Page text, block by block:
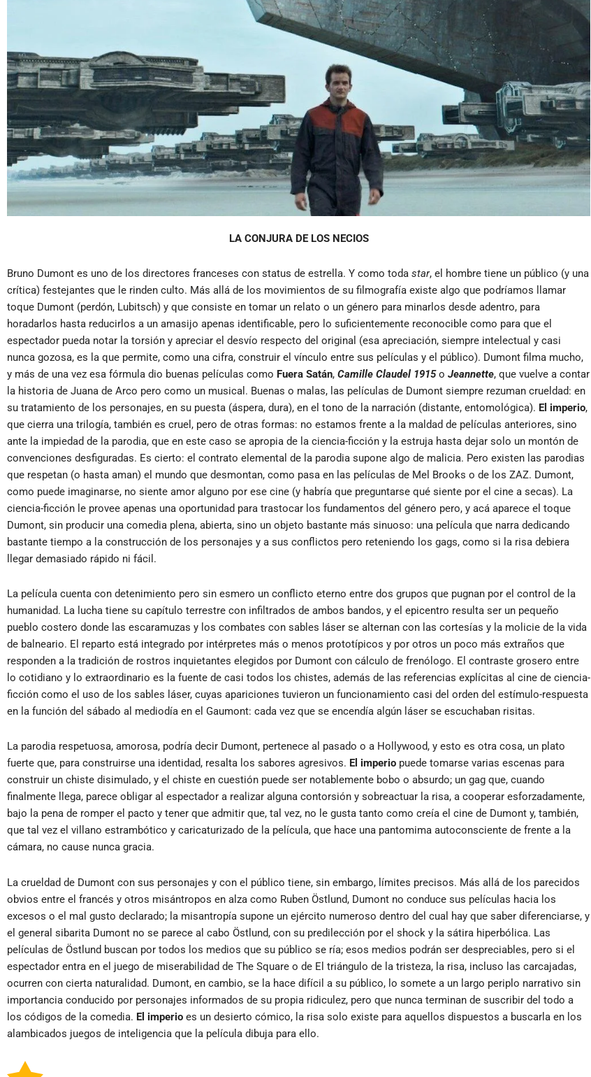
LA CONJURA DE LOS NECIOS
Bruno Dumont es uno de los directores franceses con status de estrella. Y como toda star, el hombre tiene un público (y una
crítica) festejantes que le rinden culto. Más allá de los movimientos de su filmografía existe algo que podríamos llamar
toque Dumont (perdón, Lubitsch) y que consiste en tomar un relato o un género para minarlos desde adentro, para
horadarlos hasta reducirlos a un amasijo apenas identificable, pero lo suficientemente reconocible como para que el
espectador pueda notar la torsión y apreciar el desvío respecto del original (esa apreciación, siempre intelectual y casi
nunca gozosa, es la que permite, como una cifra, construir el vínculo entre sus películas y el público). Dumont filma mucho,
y más de una vez esa fórmula dio buenas películas como Fuera Satán, Camille Claudel 1915o Jeannette, que vuelve a contar
la historia de Juana de Arco pero como un musical. Buenas o malas, las películas de Dumont siempre rezuman crueldad: en
su tratamiento de los personajes, en su puesta (áspera, dura), en el tono de la narración (distante, entomológica). El imperio,
que cierra una trilogía, también es cruel, pero de otras formas: no estamos frente a la maldad de películas anteriores, sino
ante la impiedad de la parodia, que en este caso se apropia de la ciencia-ficción y la estruja hasta dejar solo un montón de
convenciones desfiguradas. Es cierto: el contrato elemental de la parodia supone algo de malicia. Pero existen las parodias
que respetan (o hasta aman) el mundo que desmontan, como pasa en las películas de Mel Brooks o de los ZAZ. Dumont,
como puede imaginarse, no siente amor alguno por ese cine (y habría que preguntarse qué siente por el cine a secas). La
ciencia-ficción le provee apenas una oportunidad para trastocar los fundamentos del género pero, y acá aparece el toque
Dumont, sin producir una comedia plena, abierta, sino un objeto bastante más sinuoso: una película que narra dedicando
bastante tiempo a la construcción de los personajes y a sus conflictos pero reteniendo los gags, como si la risa debiera
llegar demasiado rápido ni fácil.
La película cuenta con detenimiento pero sin esmero un conflicto eterno entre dos grupos que pugnan por el control de la
humanidad. La lucha tiene su capítulo terrestre con infiltrados de ambos bandos, y el epicentro resulta ser un pequeño
pueblo costero donde las escaramuzas y los combates con sables láser se alternan con las cortesías y la molicie de la vida
de balneario. El reparto está integrado por intérpretes más o menos prototípicos y por otros un poco más extraños que
responden a la tradición de rostros inquietantes elegidos por Dumont con cálculo de frenólogo. El contraste grosero entre
lo cotidiano y lo extraordinario es la fuente de casi todos los chistes, además de las referencias explícitas al cine de ciencia-
ficción como el uso de los sables láser, cuyas apariciones tuvieron un funcionamiento casi del orden del estímulo-respuesta
en la función del sábado al mediodía en el Gaumont: cada vez que se encendía algún láser se escuchaban risitas.
La parodia respetuosa, amorosa, podría decir Dumont, pertenece al pasado o a Hollywood, y esto es otra cosa, un plato
fuerte que, para construirse una identidad, resalta los sabores agresivos. El imperio puede tomarse varias escenas para
construir un chiste disimulado, y el chiste en cuestión puede ser notablemente bobo o absurdo; un gag que, cuando
finalmente llega, parece obligar al espectador a realizar alguna contorsión y sobreactuar la risa, a cooperar esforzadamente,
bajo la pena de romper el pacto y tener que admitir que, tal vez, no le gusta tanto como creía el cine de Dumont y, también,
que tal vez el villano estrambótico y caricaturizado de la película, que hace una pantomima autoconsciente de frente a la
cámara, no cause nunca gracia.
La crueldad de Dumont con sus personajes y con el público tiene, sin embargo, límites precisos. Más allá de los parecidos
obvios entre el francés y otros misántropos en alza como Ruben Östlund, Dumont no conduce sus películas hacia los
excesos o el mal gusto declarado; la misantropía supone un ejército numeroso dentro del cual hay que saber diferenciarse, y
el general sibarita Dumont no se parece al cabo Östlund, con su predilección por el shock y la sátira hiperbólica. Las
películas de Östlund buscan por todos los medios que su público se ría; esos medios podrán ser despreciables, pero si el
espectador entra en el juego de miserabilidad de The Square o de El triángulo de la tristeza, la risa, incluso las carcajadas,
ocurren con cierta naturalidad. Dumont, en cambio, se la hace difícil a su público, lo somete a un largo periplo narrativo sin
importancia conducido por personajes informados de su propia ridiculez, pero que nunca terminan de suscribir del todo a
los códigos de la comedia. El imperio es un desierto cómico, la risa solo existe para aquellos dispuestos a buscarla en los
alambicados juegos de inteligencia que la película dibuja para ello.